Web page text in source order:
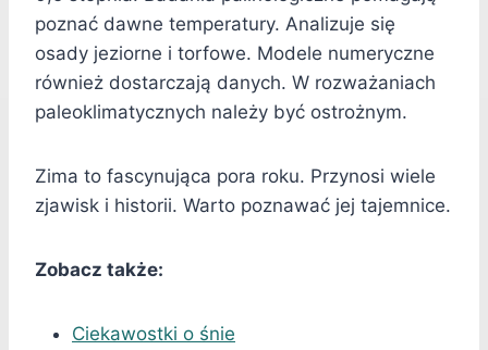
poznać dawne temperatury. Analizuje się
osady jeziorne i torfowe. Modele numeryczne
również dostarczają danych. W rozważaniach
paleoklimatycznych należy być ostrożnym.
Zima to fascynująca pora roku. Przynosi wiele
zjawisk i historii. Warto poznawać jej tajemnice.
Zobacz także:
Ciekawostki o śnie